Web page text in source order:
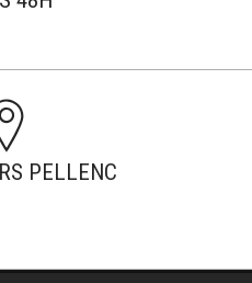
PELLENC